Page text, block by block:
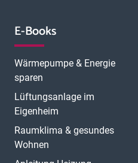
E-Books
Wärmepumpe & Energie
sparen
Lüftungsanlage im
Eigenheim
Raumklima & gesundes
Wohnen